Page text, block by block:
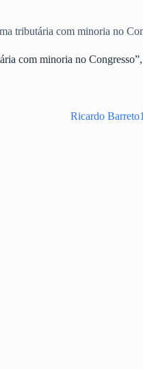
tributária com minoria no
com minoria no
Ricardo Barreto